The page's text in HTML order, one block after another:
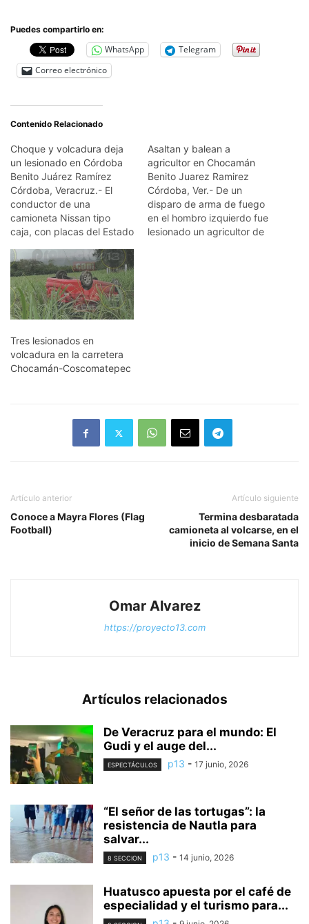
Puedes compartirlo en:
WhatsApp
Telegram
Correo electrónico
Contenido Relacionado
Choque y volcadura deja
un lesionado en Córdoba
Benito Juárez Ramírez
Córdoba, Veracruz.- El
conductor de una
camioneta Nissan tipo
caja, con placas del Estado
lesionado durante la
mañana de hoy al volcarse
luego de ser impactado
por otra camioneta, a la
altura del libramiento del
Diamante. Los hechos
ocurrieron en…
Asaltan y balean a
agricultor en Chocamán
Benito Juarez Ramirez
Córdoba, Ver.- De un
disparo de arma de fuego
en el hombro izquierdo fue
lesionado un agricultor de
Tres lesionados en
volcadura en la carretera
Chocamán-Coscomatepec
Artículo anterior
Conoce a Mayra Flores (Flag
Football)
Artículo siguiente
Termina desbaratada
camioneta al volcarse, en el
inicio de Semana Santa
Omar Alvarez
https://proyecto13.com
Artículos relacionados
De Veracruz para el mundo: El
Gudi y el auge del...
ESPECTÁCULOS p13 - 17 junio, 2026
“El señor de las tortugas”: la
resistencia de Nautla para
salvar...
8 SECCION p13 - 14 junio, 2026
Huatusco apuesta por el café de
especialidad y el turismo para...